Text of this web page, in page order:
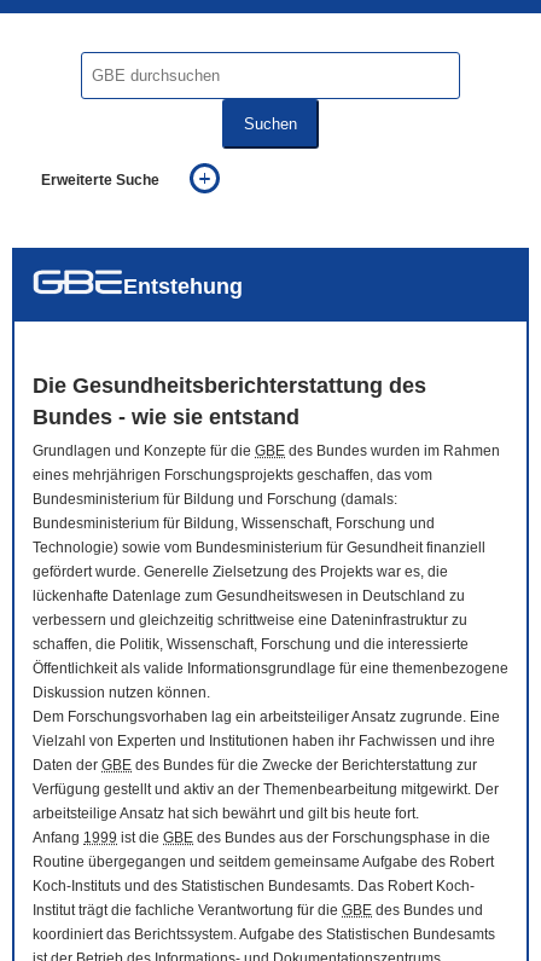
Suchen
Erweiterte Suche
auch in allen Texten suchen (Volltextsuche)
Entstehung
Die Gesundheitsberichterstattung des
Bundes - wie sie entstand
Grundlagen und Konzepte für die GBE des Bundes wurden im Rahmen
eines mehrjährigen Forschungsprojekts geschaffen, das vom
Bundesministerium für Bildung und Forschung (damals:
Bundesministerium für Bildung, Wissenschaft, Forschung und
Technologie) sowie vom Bundesministerium für Gesundheit finanziell
gefördert wurde. Generelle Zielsetzung des Projekts war es, die
lückenhafte Datenlage zum Gesundheitswesen in Deutschland zu
verbessern und gleichzeitig schrittweise eine Dateninfrastruktur zu
schaffen, die Politik, Wissenschaft, Forschung und die interessierte
Öffentlichkeit als valide Informationsgrundlage für eine themenbezogene
Diskussion nutzen können.
Dem Forschungsvorhaben lag ein arbeitsteiliger Ansatz zugrunde. Eine
Vielzahl von Experten und Institutionen haben ihr Fachwissen und ihre
Daten der GBE des Bundes für die Zwecke der Berichterstattung zur
Verfügung gestellt und aktiv an der Themenbearbeitung mitgewirkt. Der
arbeitsteilige Ansatz hat sich bewährt und gilt bis heute fort.
Anfang 1999 ist die GBE des Bundes aus der Forschungsphase in die
Routine übergegangen und seitdem gemeinsame Aufgabe des Robert
Koch-Instituts und des Statistischen Bundesamts. Das Robert Koch-
Institut trägt die fachliche Verantwortung für die GBE des Bundes und
koordiniert das Berichtssystem. Aufgabe des Statistischen Bundesamts